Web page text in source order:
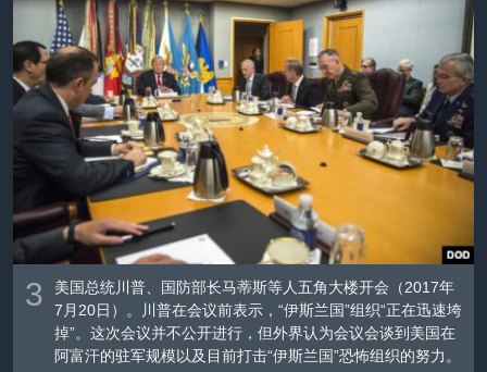
3
美国总统川普、国防部长马蒂斯等人五角大楼开会（2017年
7月20日）。川普在会议前表示，“伊斯兰国”组织“正在迅速垮
掉”。这次会议并不公开进行，但外界认为会议会谈到美国在
阿富汗的驻军规模以及目前打击“伊斯兰国”恐怖组织的努力。